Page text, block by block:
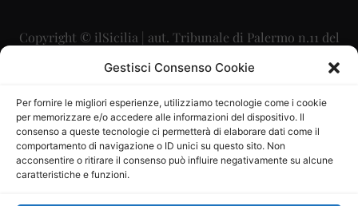
Gestisci Consenso Cookie
Per fornire le migliori esperienze, utilizziamo tecnologie come i cookie
per memorizzare e/o accedere alle informazioni del dispositivo. Il
consenso a queste tecnologie ci permetterà di elaborare dati come il
comportamento di navigazione o ID unici su questo sito. Non
acconsentire o ritirare il consenso può influire negativamente su alcune
caratteristiche e funzioni.
Copyright © ilSicilia | aut. Tribunale di Palermo n.11 del
29/09/2015
Direttore Editoriale: Maurizio Scaglione
Direttore Responsabile: Maria Calabrese